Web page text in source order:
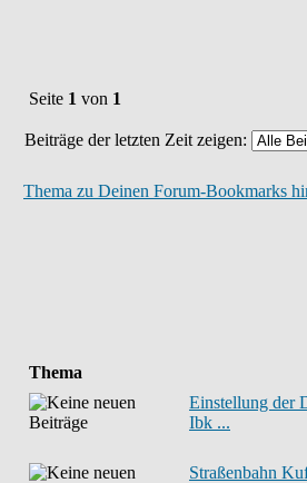
Seite 1 von 1
Beiträge der letzten Zeit zeigen:
Thema zu Deinen Forum-Bookmarks
Thema
Einstellung der
Ibk ...
Straßenbahn